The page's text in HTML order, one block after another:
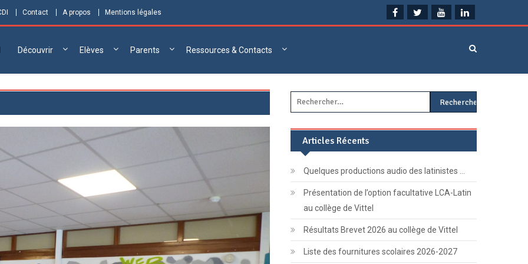
Contact A propos Mentions légales
Découvrir Elèves Parents Ressources & Contacts
Rechercher :
Articles Récents
Quelques productions audio des latinistes …
Présentation de l’option facultative LCA-Latin
au collège de Vittel
Résultats Brevet 2026 au collège de Vittel
Liste des fournitures scolaires 2026-2027